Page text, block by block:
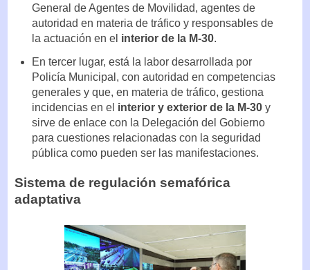
General de Agentes de Movilidad, agentes de
autoridad en materia de tráfico y responsables de
la actuación en el interior de la M-30.
En tercer lugar, está la labor desarrollada por
Policía Municipal, con autoridad en competencias
generales y que, en materia de tráfico, gestiona
incidencias en el interior y exterior de la M-30y
sirve de enlace con la Delegación del Gobierno
para cuestiones relacionadas con la seguridad
pública como pueden ser las manifestaciones.
Sistema de regulación semafórica
adaptativa